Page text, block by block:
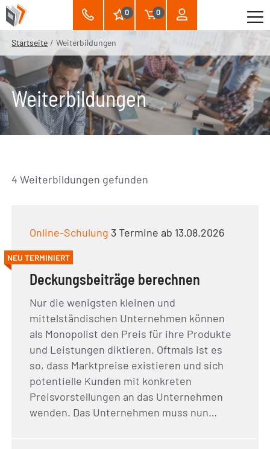
0 0
Startseite Weiterbildungen
Weiterbildungen
4 Weiterbildungen gefunden
Online-Schulung 3 Termine ab 13.08.2026
NEU TERMINIERT
Deckungsbeiträge berechnen
Nur die wenigsten kleinen und
mittelständischen Unternehmen können
als Monopolist den Preis für ihre Produkte
und Leistungen diktieren. Oftmals ist es
so, dass Marktpreise existieren und sich
potentielle Kunden mit konkreten
Preisvorstellungen an das Unternehmen
wenden. Das Unternehmen muss nun…